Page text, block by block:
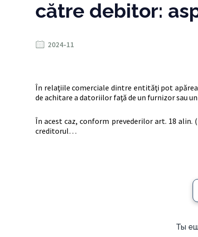
către debitor:
2024-11
În relaţiile comerciale dintre entităţi pot
de achitare a datoriilor faţă de un furnizor sau
În acest caz, conform prevederilor art. 18 alin.
creditorul…
Ты